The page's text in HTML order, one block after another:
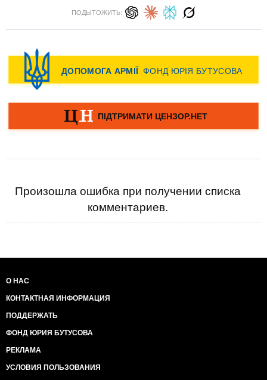
ПОДЫТОЖИТЬ:
Произошла ошибка при получении списка
комментариев.
О НАС
КОНТАКТНАЯ ИНФОРМАЦИЯ
ПОДДЕРЖАТЬ
ФОНД ЮРИЯ БУТУСОВА
РЕКЛАМА
УСЛОВИЯ ПОЛЬЗОВАНИЯ